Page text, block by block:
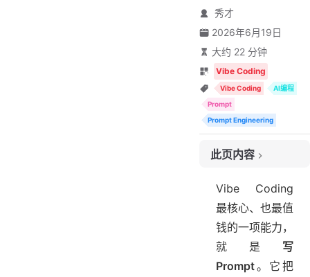
秀才
2026年6月19日
大约 22 分钟
Vibe Coding
Vibe Coding
AI编程
Prompt
Prompt Engineering
此页内容
2. 模糊与精确的对比
3. 好 Prompt 的四要素
3.1 角色
3.2 上下文
3.3 任务
Vibe Coding
最核心、也最值
钱的一项能力，
就是 写
Prompt。它把